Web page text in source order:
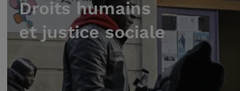
Droits humains
et justice sociale